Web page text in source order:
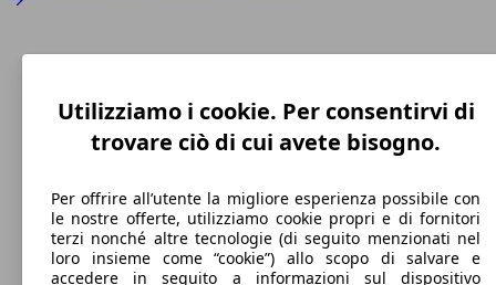
130 km/h
Utilizziamo i cookie. Per consentirvi di
trovare ciò di cui avete bisogno.
Per offrire all’utente la migliore esperienza possibile con
le nostre offerte, utilizziamo cookie propri e di fornitori
terzi nonché altre tecnologie (di seguito menzionati nel
loro insieme come “cookie”) allo scopo di salvare e
accedere in seguito a informazioni sul dispositivo